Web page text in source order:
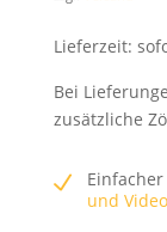
Lieferzeit:
Bei
zusätzliche
und